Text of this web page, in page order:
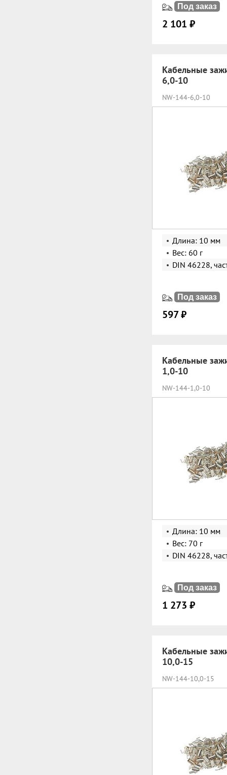
Под заказ
2 101 ₽
Кабельные
6,0-10
NW-144-6,0-10
Длина: 10 мм
Вес: 60 г
DIN 46228,
Под заказ
597 ₽
Кабельные
1,0-10
NW-144-1,0-10
Длина: 10 мм
Вес: 70 г
DIN 46228,
Под заказ
1 273 ₽
Кабельные
10,0-15
NW-144-10,0-15